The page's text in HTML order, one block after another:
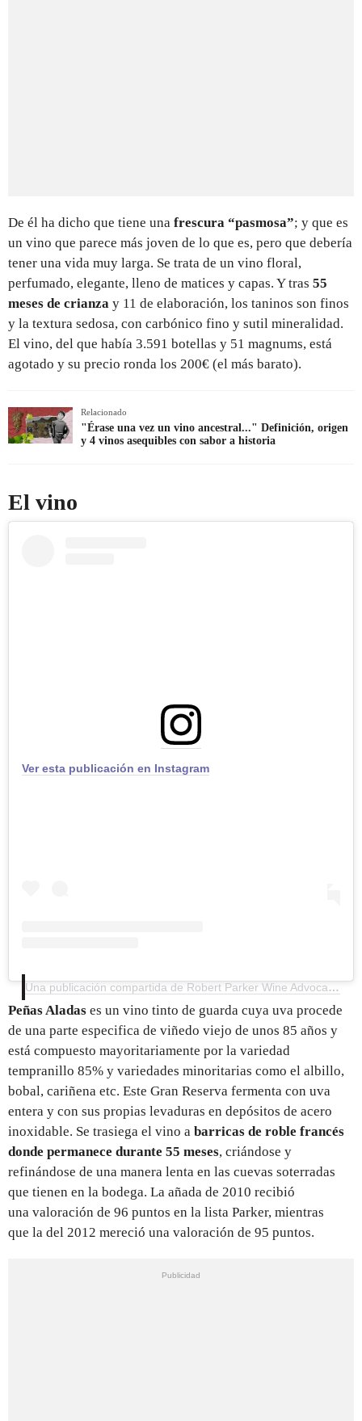
De él ha dicho que tiene una frescura “pasmosa”; y que es
un vino que parece más joven de lo que es, pero que debería
tener una vida muy larga. Se trata de un vino floral,
perfumado, elegante, lleno de matices y capas. Y tras 55
meses de crianza y 11 de elaboración, los taninos son finos
y la textura sedosa, con carbónico fino y sutil mineralidad.
El vino, del que había 3.591 botellas y 51 magnums, está
agotado y su precio ronda los 200€ (el más barato).
Relacionado
"Érase una vez un vino ancestral..." Definición, origen
y 4 vinos asequibles con sabor a historia
El vino
Ver esta publicación en Instagram
Una publicación compartida de Robert Parker Wine Advocate (@wine_advocate)
Peñas Aladas es un vino tinto de guarda cuya uva procede
de una parte especifica de viñedo viejo de unos 85 años y
está compuesto mayoritariamente por la variedad
tempranillo 85% y variedades minoritarias como el albillo,
bobal, cariñena etc. Este Gran Reserva fermenta con uva
entera y con sus propias levaduras en depósitos de acero
inoxidable. Se trasiega el vino a barricas de roble francés
donde permanece durante 55 meses, criándose y
refinándose de una manera lenta en las cuevas soterradas
que tienen en la bodega. La añada de 2010 recibió
una valoración de 96 puntos en la lista Parker, mientras
que la del 2012 mereció una valoración de 95 puntos.